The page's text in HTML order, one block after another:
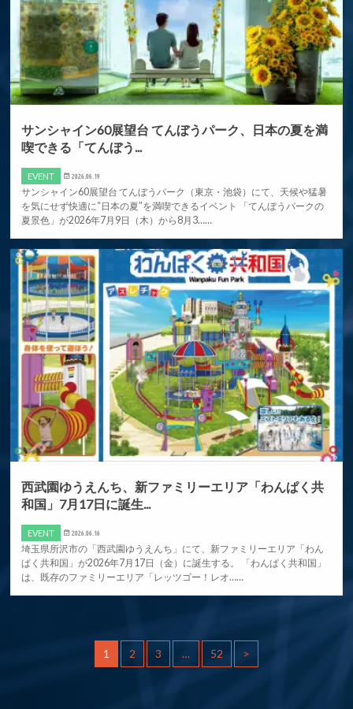
サンシャイン60展望台 てんぼうパーク、日本の夏を満
喫できる「てんぼう...
EVENT 2026.06.19
サンシャイン60展望台 てんぼうパーク（東京・池袋）にて、天候や猛暑
を気にせず快適に“日本の夏”を満喫できるイベント 「てんぼうパークの
夏景色」が2026年7月9日（木）から8月3……
西武園ゆうえんち、新ファミリーエリア「わんぱく共
和国」7月17日に誕生...
EVENT 2026.06.16
埼玉県所沢市の「西武園ゆうえんち」にて、新ファミリーエリア「わん
ぱく共和国」が2026年7月17日（金）に誕生する。 「わんぱく共和国」
は、既存のファミリーエリア「レッツゴー！レオ……
1 2 3 … 52 >